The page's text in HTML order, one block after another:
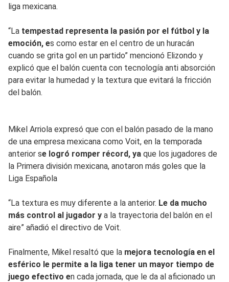
liga mexicana.
“La tempestad representa la pasión por el fútbol y la
emoción, es como estar en el centro de un huracán
cuando se grita gol en un partido” mencionó Elizondo y
explicó que el balón cuenta con tecnología anti absorción
para evitar la humedad y la textura que evitará la fricción
del balón.
Mikel Arriola expresó que con el balón pasado de la mano
de una empresa mexicana como Voit, en la temporada
anterior se logró romper récord, ya que los jugadores de
la Primera división mexicana, anotaron más goles que la
Liga Española
“La textura es muy diferente a la anterior. Le da mucho
más control al jugador y a la trayectoria del balón en el
aire” añadió el directivo de Voit.
Finalmente, Mikel resaltó que la mejora tecnología en el
esférico le permite a la liga tener un mayor tiempo de
juego efectivo en cada jornada, que le da al aficionado un